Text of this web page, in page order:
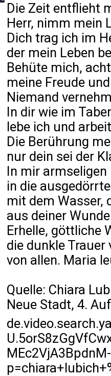
Die Zeit entflieht
Herr, nimm mein
Dich trag ich im
der mein Leben
Behüte mich,
meine Freude
Niemand
In dir wie im
lebe ich und
Die Berührung
nur dein sei der
In mir armseligen
in die
mit dem Wasser,
aus deiner
Erhelle, göttliche
die dunkle Trauer
von allen. Maria
Quelle: Chiara
Neue Stadt, 4.